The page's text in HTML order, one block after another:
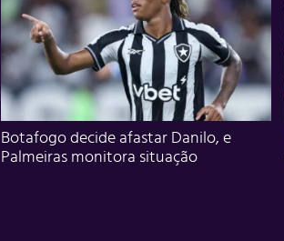
Botafogo decide afastar Danilo, e
Palmeiras monitora situação